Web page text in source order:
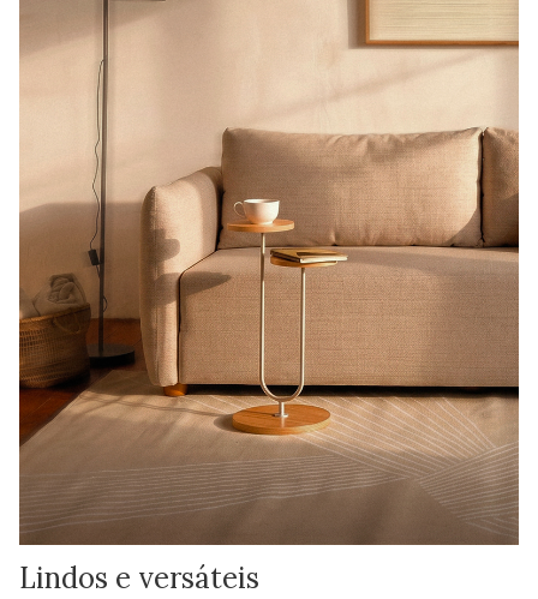
Lindos e versáteis